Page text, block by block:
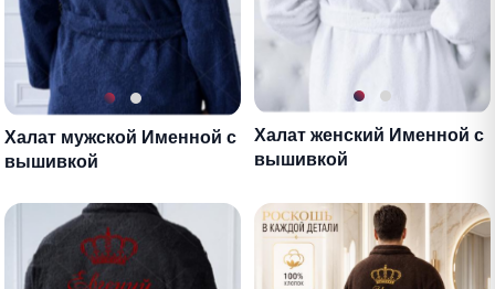
Халат мужской Именной с
вышивкой
Халат женский Именной с
вышивкой